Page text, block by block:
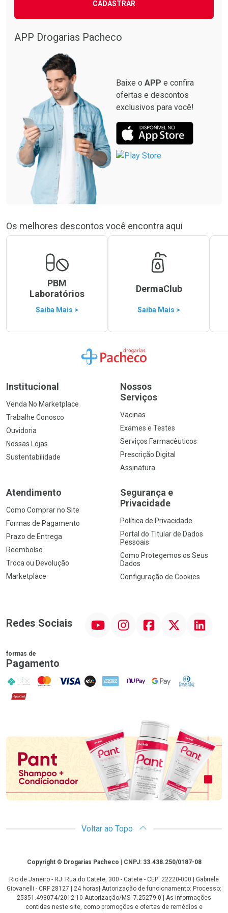
CADASTRAR
APP Drogarias Pacheco
Baixe o APP e confira
ofertas e descontos
exclusivos para você!
Os melhores descontos você encontra aqui
PBM
Laboratórios
Saiba Mais >
DermaClub
Saiba Mais >
Ir para a Home
Institucional
Venda No Marketplace
Trabalhe Conosco
Ouvidoria
Nossas Lojas
Sustentabilidade
Nossos
Serviços
Vacinas
Exames e Testes
Serviços Farmacêuticos
Prescrição Digital
Assinatura
Atendimento
Como Comprar no Site
Formas de Pagamento
Prazo de Entrega
Reembolso
Troca ou Devolução
Marketplace
Segurança e
Privacidade
Política de Privacidade
Portal do Titular de Dados
Pessoais
Como Protegemos os Seus
Dados
Configuração de Cookies
Redes Sociais InstagramFacebook Linkedin
formas de
Pagamento
PIX MasterCard
VISA ELO AMEX NuPay Google PayDiners Club
Hipercard
Promoção em Destaque
Voltar ao Topo
CopyrightCopyright © Drogarias Pacheco | CNPJ: 33.438.250/0187-08
Rio de Janeiro - RJ: Rua do Catete, 300 - Catete - CEP: 22220-000 | Gabriele
Giovanelli - CRF 28127 | 24 horas| Autorização de funcionamento: Processo:
25351.493074/2012-10 Autorização/MS: 7.25279.0 | As informações
contidas neste site, como promoções e ofertas de remédios e